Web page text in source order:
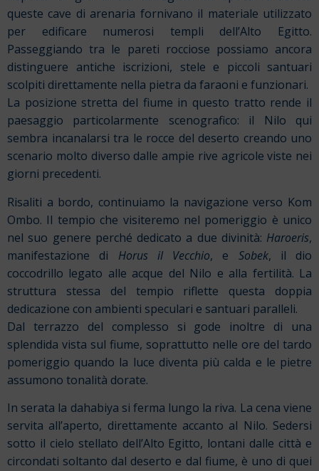
queste cave di arenaria fornivano il materiale utilizzato
per edificare numerosi templi dell’Alto Egitto.
Passeggiando tra le pareti rocciose possiamo ancora
distinguere antiche iscrizioni, stele e piccoli santuari
scolpiti direttamente nella pietra da faraoni e funzionari.
La posizione stretta del fiume in questo tratto rende il
paesaggio particolarmente scenografico: il Nilo qui
sembra incanalarsi tra le rocce del deserto creando uno
scenario molto diverso dalle ampie rive agricole viste nei
giorni precedenti.
Risaliti a bordo, continuiamo la navigazione verso Kom
Ombo. Il tempio che visiteremo nel pomeriggio è unico
nel suo genere perché dedicato a due divinità: Haroeris,
manifestazione di Horus il Vecchio, e Sobek, il dio
coccodrillo legato alle acque del Nilo e alla fertilità. La
struttura stessa del tempio riflette questa doppia
dedicazione con ambienti speculari e santuari paralleli.
Dal terrazzo del complesso si gode inoltre di una
splendida vista sul fiume, soprattutto nelle ore del tardo
pomeriggio quando la luce diventa più calda e le pietre
assumono tonalità dorate.
In serata la dahabiya si ferma lungo la riva. La cena viene
servita all’aperto, direttamente accanto al Nilo. Sedersi
sotto il cielo stellato dell’Alto Egitto, lontani dalle città e
circondati soltanto dal deserto e dal fiume, è uno di quei